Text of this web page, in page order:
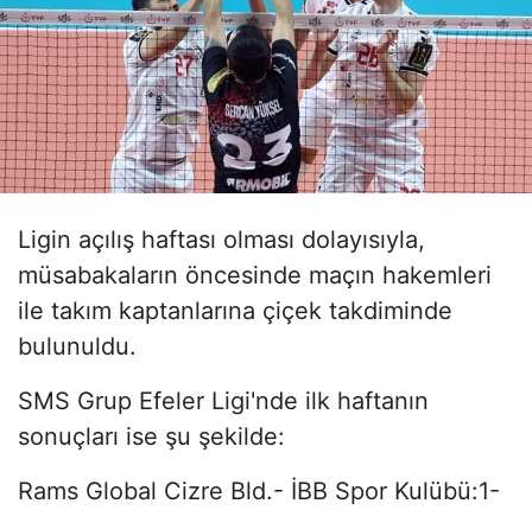
Ligin açılış haftası olması dolayısıyla,
müsabakaların öncesinde maçın hakemleri
ile takım kaptanlarına çiçek takdiminde
bulunuldu.
SMS Grup Efeler Ligi'nde ilk haftanın
sonuçları ise şu şekilde:
Rams Global Cizre Bld.- İBB Spor Kulübü:1-